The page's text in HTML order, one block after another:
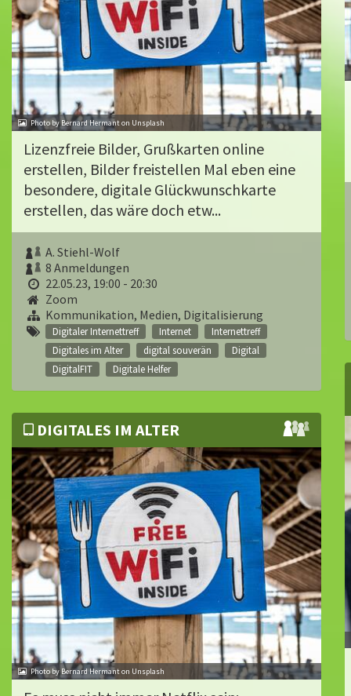
Photo by Bernard Hermant on Unsplash
Lizenzfreie Bilder, Grußkarten online
erstellen, Bilder freistellen Mal eben eine
besondere, digitale Glückwunschkarte
erstellen, das wäre doch etw...
A. Stiehl-Wolf
8 Anmeldungen
22.05.23, 19:00 - 20:30
Zoom
Kommunikation, Medien, Digitalisierung
Digitaler Internettreff Internet
Internettreff
Digitales im Alter
digital souverän
Digital
DigitalFIT
Digitale Helfer
DIGITALES IM ALTER
Photo by Bernard Hermant on Unsplash